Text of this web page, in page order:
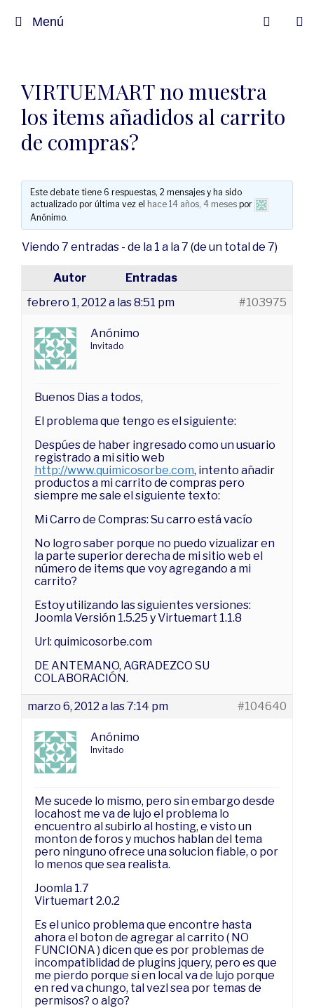
Menú
VIRTUEMART no muestra
los items añadidos al carrito
de compras?
Este debate tiene 6 respuestas, 2 mensajes y ha sido
actualizado por última vez el hace 14 años, 4 mesespor
Anónimo.
Viendo 7 entradas - de la 1 a la 7 (de un total de 7)
Autor
Entradas
febrero 1, 2012 a las 8:51 pm
#103975
Anónimo
Invitado
Buenos Dias a todos,
El problema que tengo es el siguiente:
Despúes de haber ingresado como un usuario
registrado a mi sitio web
http://www.quimicosorbe.com, intento añadir
productos a mi carrito de compras pero
siempre me sale el siguiente texto:
Mi Carro de Compras: Su carro está vacío
No logro saber porque no puedo vizualizar en
la parte superior derecha de mi sitio web el
número de items que voy agregando a mi
carrito?
Estoy utilizando las siguientes versiones:
Joomla Versión 1.5.25 y Virtuemart 1.1.8
Url: quimicosorbe.com
DE ANTEMANO, AGRADEZCO SU
COLABORACIÓN.
marzo 6, 2012 a las 7:14 pm #104640
Anónimo
Invitado
Me sucede lo mismo, pero sin embargo desde
locahost me va de lujo el problema lo
encuentro al subirlo al hosting, e visto un
monton de foros y muchos hablan del tema
pero ninguno ofrece una solucion fiable, o por
lo menos que sea realista.
Joomla 1.7
Virtuemart 2.0.2
Es el unico problema que encontre hasta
ahora el boton de agregar al carrito ( NO
FUNCIONA ) dicen que es por problemas de
incompatiblidad de plugins jquery, pero es que
me pierdo porque si en local va de lujo porque
en red va chungo, tal vezl sea por temas de
permisos? o algo?